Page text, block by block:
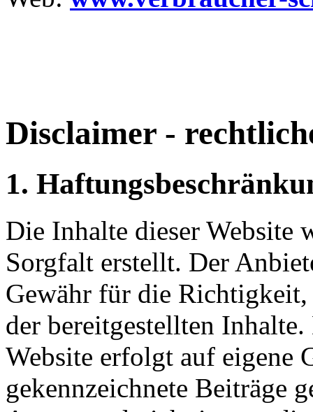
Disclaimer -
1.
Die Inhalte dieser Website
Sorgfalt erstellt. Der
Gewähr für die
der bereitgestellten
Website erfolgt auf eigene
gekennzeichnete Beiträge